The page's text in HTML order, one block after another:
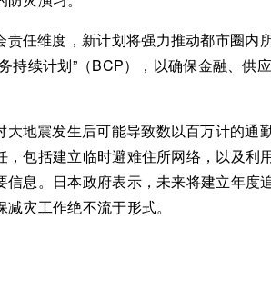
责任维度，新计划将强力推动都市圈内
持续计划”（BCP），以确保金融、
大地震发生后可能导致数以百万计的通
，包括建立临时避难住所网络，以及
信息。日本政府表示，未来将建立年
灾工作绝不流于形式。